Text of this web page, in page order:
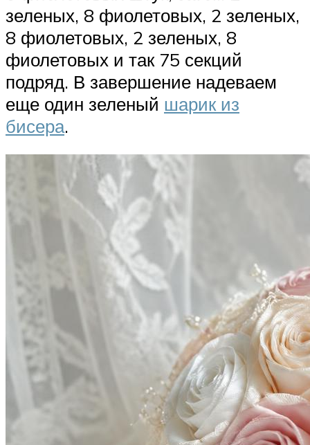
зеленых, 8 фиолетовых, 2 зеленых,
8 фиолетовых, 2 зеленых, 8
фиолетовых и так 75 секций
подряд. В завершение надеваем
еще один зеленый шарик из
бисера.